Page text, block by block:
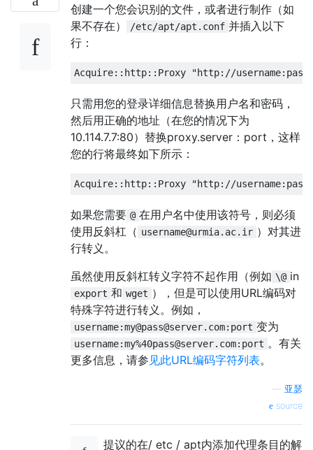
创建一个您会识别的文件，或者进行制作（如
果不存在）
/etc/apt/apt.conf 并插入以下
行：
只需用您的登录详细信息替换用户名和密码，
然后用正确的地址（在您的情况下为
10.114.7.7:80）替换proxy.server：port，这样
您的行将最终如下所示：
如果您需要 @ 在用户名中使用该符号，则必须
使用反斜杠（ username@urmia.ac.ir ）对其进
行转义。
虽然使用反斜杠转义字符不起作用（例如 \@ in
export 和 wget ），但是可以使用URL编码对
特殊字符进行转义。例如，
username:my@pass@server.com:port 变为
username:my%40pass@server.com:port 。有关
更多信息，请参 见此URL编码字符列表。
亚瑟
source
提议的在/ etc / apt内添加代理条目的解